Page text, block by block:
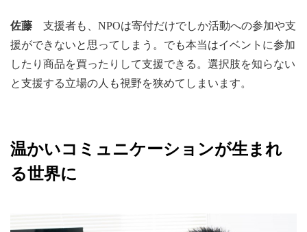
佐藤 支援者も、NPOは寄付だけでしか活動への参加や支
援ができないと思ってしまう。でも本当はイベントに参加
したり商品を買ったりして支援できる。選択肢を知らない
と支援する立場の人も視野を狭めてしまいます。
温かいコミュニケーションが生まれ
る世界に